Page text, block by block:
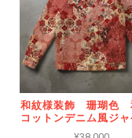
和紋様装飾 珊瑚色
コットンデニム風ジャ